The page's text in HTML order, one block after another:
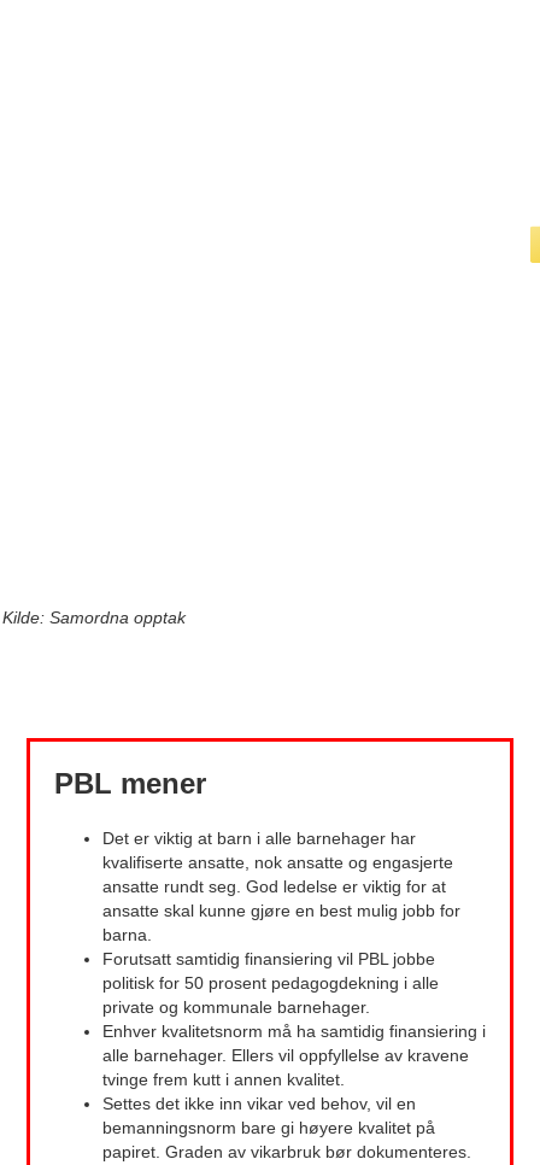
Kilde: Samordna opptak
PBL mener
Det er viktig at barn i alle barnehager har
kvalifiserte ansatte, nok ansatte og engasjerte
ansatte rundt seg. God ledelse er viktig for at
ansatte skal kunne gjøre en best mulig jobb for
barna.
Forutsatt samtidig finansiering vil PBL jobbe
politisk for 50 prosent pedagogdekning i alle
private og kommunale barnehager.
Enhver kvalitetsnorm må ha samtidig finansiering i
alle barnehager. Ellers vil oppfyllelse av kravene
tvinge frem kutt i annen kvalitet.
Settes det ikke inn vikar ved behov, vil en
bemanningsnorm bare gi høyere kvalitet på
papiret. Graden av vikarbruk bør dokumenteres.